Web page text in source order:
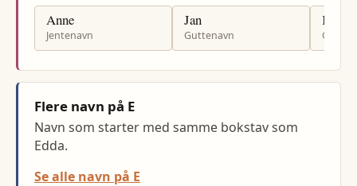
Anne
Jentenavn
Jan
Guttenavn
Kjell
Flere navn på E
Navn som starter med samme bokstav som
Edda.
Se alle navn på E